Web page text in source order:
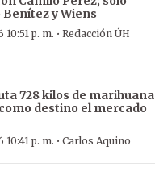
y Wiens
10:51 p. m. · Redacción ÚH
728 kilos de marihuana
destino el mercado
10:41 p. m. · Carlos Aquino